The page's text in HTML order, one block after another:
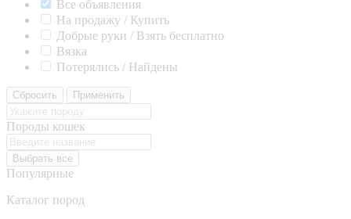
Все объявления
На продажу / Купить
Добрые руки / Взять бесплатно
Вязка
Потерялись / Найдены
Сбросить Применить
Породы кошек
Выбрать все
Популярные
Каталог пород